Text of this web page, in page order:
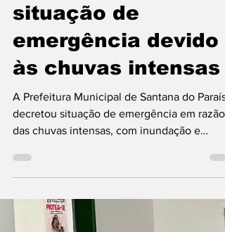
Santana do Paraíso
MG; Prefeito Bruno
Morato, declara
situação de
emergência devido
às chuvas intensas
decretou situação de emergência em razão
das chuvas intensas, com inundação e